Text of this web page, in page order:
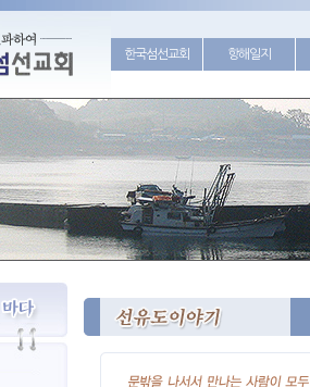
한국섬선교회 항해일지